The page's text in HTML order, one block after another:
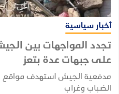
أخبار سياسية
تجدد المواجهات بين
على جبهات عدة بتعز
مدفعية الجيش استهدف
الضباب وغراب